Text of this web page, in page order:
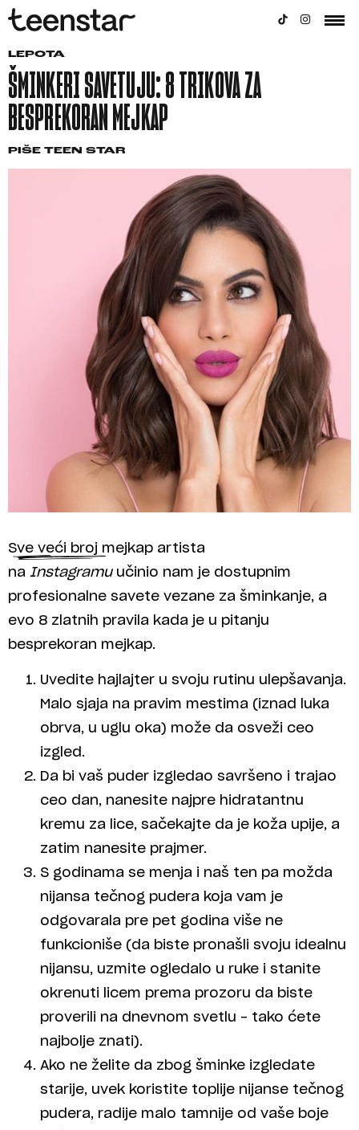
LEPOTA
ŠMINKERI SAVETUJU: 8 TRIKOVA ZA
BESPREKORAN MEJKAP
PIŠE TEEN STAR
Sve veći broj mejkap artista
na Instagramu učinio nam je dostupnim
profesionalne savete vezane za šminkanje, a
evo 8 zlatnih pravila kada je u pitanju
besprekoran mejkap.
Uvedite hajlajter u svoju rutinu ulepšavanja.
Malo sjaja na pravim mestima (iznad luka
obrva, u uglu oka) može da osveži ceo
izgled.
Da bi vaš puder izgledao savršeno i trajao
ceo dan, nanesite najpre hidratantnu
kremu za lice, sačekajte da je koža upije, a
zatim nanesite prajmer.
S godinama se menja i naš ten pa možda
nijansa tečnog pudera koja vam je
odgovarala pre pet godina više ne
funkcioniše (da biste pronašli svoju idealnu
nijansu, uzmite ogledalo u ruke i stanite
okrenuti licem prema prozoru da biste
proverili na dnevnom svetlu – tako ćete
najbolje znati).
Ako ne želite da zbog šminke izgledate
starije, uvek koristite toplije nijanse tečnog
pudera, radije malo tamnije od vaše boje